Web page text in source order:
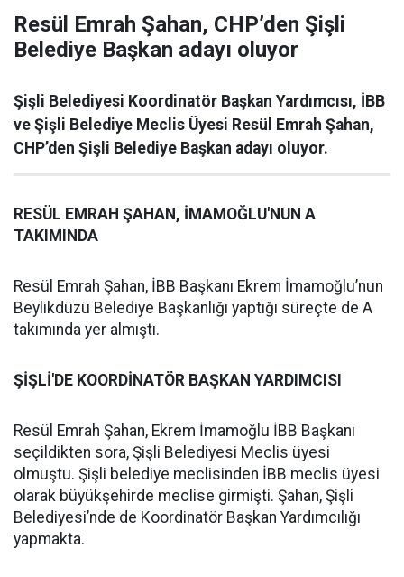
Resül Emrah Şahan, CHP’den Şişli
Belediye Başkan adayı oluyor
Şişli Belediyesi Koordinatör Başkan Yardımcısı, İBB
ve Şişli Belediye Meclis Üyesi Resül Emrah Şahan,
CHP’den Şişli Belediye Başkan adayı oluyor.
RESÜL EMRAH ŞAHAN, İMAMOĞLU'NUN A
TAKIMINDA
Resül Emrah Şahan, İBB Başkanı Ekrem İmamoğlu’nun
Beylikdüzü Belediye Başkanlığı yaptığı süreçte de A
takımında yer almıştı.
ŞİŞLİ'DE KOORDİNATÖR BAŞKAN YARDIMCISI
Resül Emrah Şahan, Ekrem İmamoğlu İBB Başkanı
seçildikten sora, Şişli Belediyesi Meclis üyesi
olmuştu. Şişli belediye meclisinden İBB meclis üyesi
olarak büyükşehirde meclise girmişti. Şahan, Şişli
Belediyesi’nde de Koordinatör Başkan Yardımcılığı
yapmakta.